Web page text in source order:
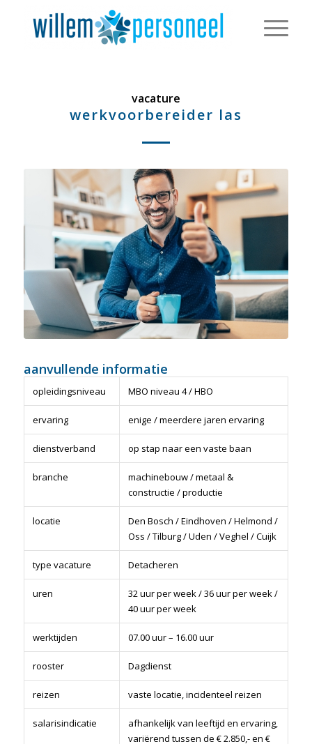
vacature
werkvoorbereider las
aanvullende informatie
opleidingsniveau MBO niveau 4 / HBO
ervaring enige / meerdere jaren ervaring
dienstverband op stap naar een vaste baan
branche
machinebouw / metaal &
constructie / productie
locatie
Den Bosch / Eindhoven / Helmond /
Oss / Tilburg / Uden / Veghel / Cuijk
type vacature Detacheren
uren
32 uur per week / 36 uur per week /
40 uur per week
werktijden 07.00 uur – 16.00 uur
rooster Dagdienst
reizen vaste locatie, incidenteel reizen
salarisindicatie
afhankelijk van leeftijd en ervaring,
variërend tussen de € 2.850,- en €